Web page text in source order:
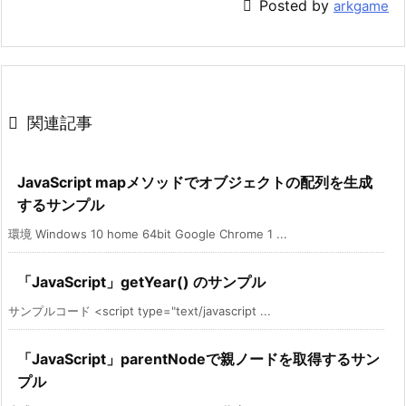
 Posted by arkgame
 関連記事
JavaScript mapメソッドでオブジェクトの配列を生成
するサンプル
環境 Windows 10 home 64bit Google Chrome 1 ...
「JavaScript」getYear() のサンプル
サンプルコード <script type="text/javascript ...
「JavaScript」parentNodeで親ノードを取得するサン
プル